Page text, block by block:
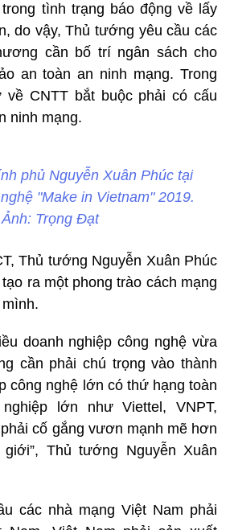
tình trạng báo động về lấy
do vậy, Thủ tướng yêu cầu các
cần bố trí ngân sách cho
an toàn an ninh mạng. Trong
CNTT bắt buộc phải có cấu
ninh mạng.
phủ Nguyễn Xuân Phúc tại
"Make in Vietnam" 2019.
Ảnh: Trọng Đạt
Thủ tướng Nguyễn Xuân Phúc
ra một phong trào cách mạng
doanh nghiệp công nghệ vừa
cần phải chú trọng vào thành
công nghệ lớn có thứ hạng toàn
lớn như Viettel, VNPT,
cố gắng vươn mạnh mẽ hơn
Thủ tướng Nguyễn Xuân
các nhà mạng Việt Nam phải